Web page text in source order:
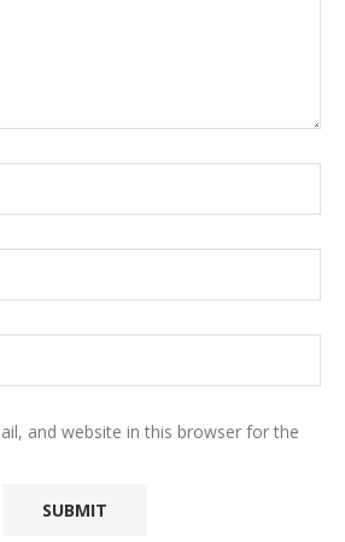
and website in this browser for the